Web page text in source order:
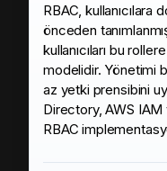
RBAC, kullanıcılara
önceden
kullanıcıları bu
modelidir. Yönetimi
az yetki prensibini
Directory, AWS IAM
RBAC